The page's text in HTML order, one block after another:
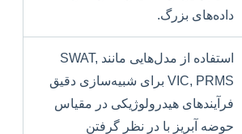
داده‌های بزرگ.
استفاده از مدل‌هایی مانند SWAT,
VIC, PRMS برای شبیه‌سازی دقیق
فرآیندهای هیدرولوژیکی در مقیاس
حوضه آبریز با در نظر گرفتن